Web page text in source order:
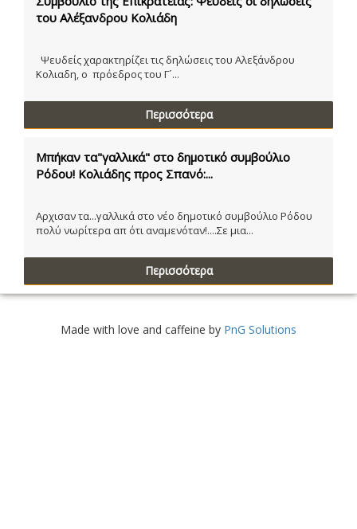
του Αλέξανδρου Κολιάδη
Ψευδείς χαρακτηρίζει τις δηλώσεις του Αλεξάνδρου
Κολιαδη, ο πρόεδρος του Γ´...
Περισσότερα
Μπήκαν τα"γαλλικά" στο δημοτικό συμβούλιο
Ρόδου! Κολιάδης προς Σπανό:...
Αρχισαν τα...γαλλικά στο νέο δημοτικό συμβούλιο Ρόδου
πολύ νωρίτερα απ ότι αναμενόταν!....Σε μια...
Περισσότερα
Made with love and caffeine by PnG Solutions